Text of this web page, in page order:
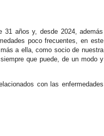
31 años y, desde 2024, además
poco frecuentes, en este
a ella, como socio de nuestra
que puede, de un modo y
con las enfermedades